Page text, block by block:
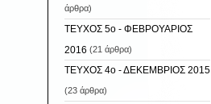
άρθρα)
ΤΕΥΧΟΣ 5ο - ΦΕΒΡΟΥΑΡΙΟΣ
2016 (21 άρθρα)
ΤΕΥΧΟΣ 4ο - ΔΕΚΕΜΒΡΙΟΣ 2015
(23 άρθρα)